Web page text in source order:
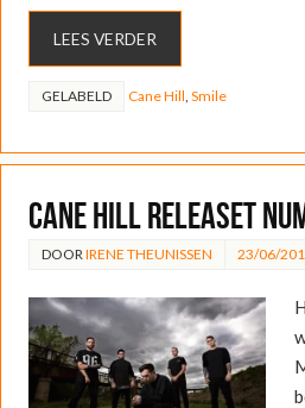
LEES VERDER
GELABELD Cane Hill Smile
Cane Hill releaset
DOOR IRENE THEUNISSEN 23/06/